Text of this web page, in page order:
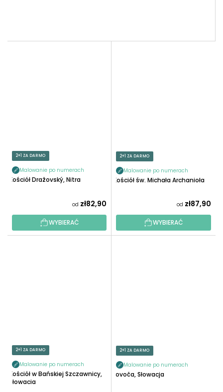
2+1 ZA DARMO
Malowanie po numerach
Kościół Dražovský, Nitra
od zł82,90
WYBIERAĆ
2+1 ZA DARMO
Malowanie po numerach
Kościół św. Michała Archanioła
od zł87,90
WYBIERAĆ
2+1 ZA DARMO
Malowanie po numerach
Kościół w Bańskiej Szczawnicy,
Słowacja
2+1 ZA DARMO
Malowanie po numerach
Lovoča, Słowacja